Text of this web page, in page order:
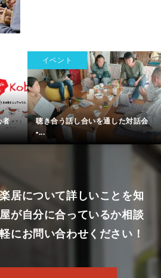
者
イベント
聴き合う話し合いを通した対話会
•...
居について詳しいことを知
屋が自分に合っているか相談
にお問い合わせください！